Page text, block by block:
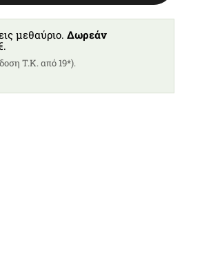
μεθαύριο. Δωρεάν
T.K. από 19*).